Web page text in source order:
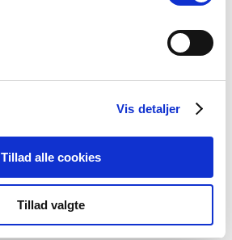
Vis detaljer
Tillad alle cookies
Tillad valgte